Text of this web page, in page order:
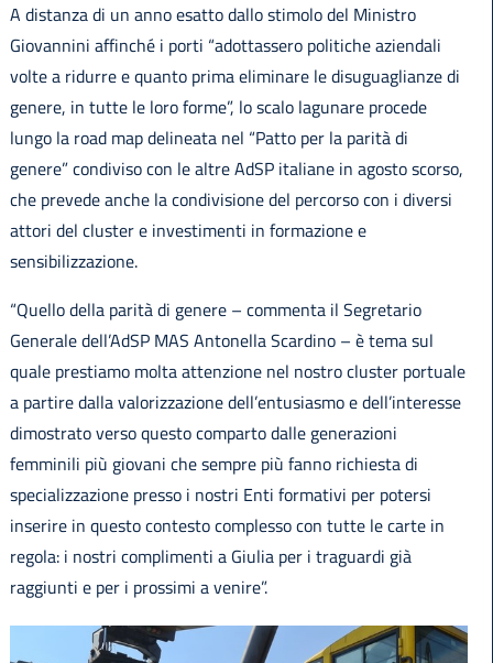
A distanza di un anno esatto dallo stimolo del Ministro
Giovannini affinché i porti “adottassero politiche aziendali
volte a ridurre e quanto prima eliminare le disuguaglianze di
genere, in tutte le loro forme”, lo scalo lagunare procede
lungo la road map delineata nel “Patto per la parità di
genere” condiviso con le altre AdSP italiane in agosto scorso,
che prevede anche la condivisione del percorso con i diversi
attori del cluster e investimenti in formazione e
sensibilizzazione.
“Quello della parità di genere – commenta il Segretario
Generale dell’AdSP MAS Antonella Scardino – è tema sul
quale prestiamo molta attenzione nel nostro cluster portuale
a partire dalla valorizzazione dell’entusiasmo e dell’interesse
dimostrato verso questo comparto dalle generazioni
femminili più giovani che sempre più fanno richiesta di
specializzazione presso i nostri Enti formativi per potersi
inserire in questo contesto complesso con tutte le carte in
regola: i nostri complimenti a Giulia per i traguardi già
raggiunti e per i prossimi a venire”.